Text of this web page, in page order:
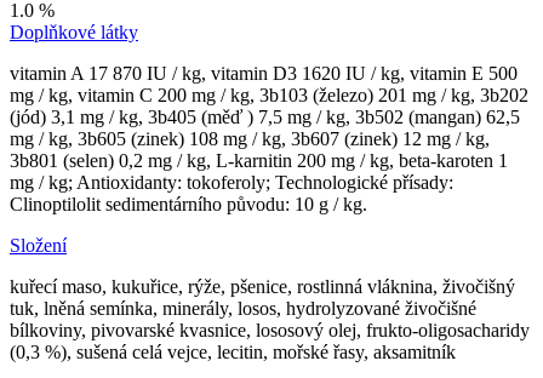
1.0 %
Doplňkové látky
vitamin A 17 870 IU / kg, vitamin D3 1620 IU / kg, vitamin E 500
mg / kg, vitamin C 200 mg / kg, 3b103 (železo) 201 mg / kg, 3b202
(jód) 3,1 mg / kg, 3b405 (měď ) 7,5 mg / kg, 3b502 (mangan) 62,5
mg / kg, 3b605 (zinek) 108 mg / kg, 3b607 (zinek) 12 mg / kg,
3b801 (selen) 0,2 mg / kg, L-karnitin 200 mg / kg, beta-karoten 1
mg / kg; Antioxidanty: tokoferoly; Technologické přísady:
Clinoptilolit sedimentárního původu: 10 g / kg.
Složení
kuřecí maso, kukuřice, rýže, pšenice, rostlinná vláknina, živočišný
tuk, lněná semínka, minerály, losos, hydrolyzované živočišné
bílkoviny, pivovarské kvasnice, lososový olej, frukto-oligosacharidy
(0,3 %), sušená celá vejce, lecitin, mořské řasy, aksamitník